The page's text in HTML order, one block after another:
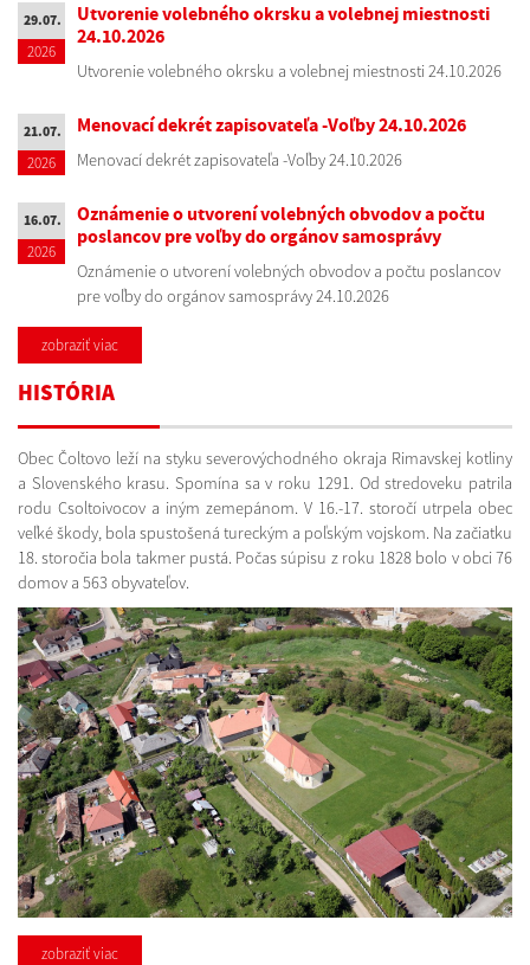
29.07.
2026
Utvorenie volebného okrsku a volebnej miestnosti
24.10.2026
Utvorenie volebného okrsku a volebnej miestnosti 24.10.2026
21.07.
2026
Menovací dekrét zapisovateľa -Voľby 24.10.2026
Menovací dekrét zapisovateľa -Voľby 24.10.2026
16.07.
2026
Oznámenie o utvorení volebných obvodov a počtu
poslancov pre voľby do orgánov samosprávy
Oznámenie o utvorení volebných obvodov a počtu poslancov
pre voľby do orgánov samosprávy 24.10.2026
zobraziť viac
HISTÓRIA
Obec Čoltovo leží na styku severovýchodného okraja Rimavskej kotliny
a Slovenského krasu. Spomína sa v roku 1291. Od stredoveku patrila
rodu Csoltoivocov a iným zemepánom. V 16.-17. storočí utrpela obec
veľké škody, bola spustošená tureckým a poľským vojskom. Na začiatku
18. storočia bola takmer pustá. Počas súpisu z roku 1828 bolo v obci 76
domov a 563 obyvateľov.
zobraziť viac